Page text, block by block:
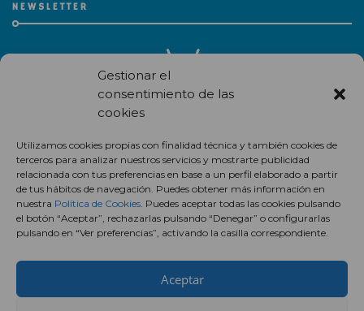
Gestionar el
consentimiento de las
cookies
Utilizamos cookies propias con finalidad técnica y también cookies de
terceros para analizar nuestros servicios y mostrarte publicidad
relacionada con tus preferencias en base a un perfil elaborado a partir
de tus hábitos de navegación. Puedes obtener más información en
nuestra Política de Cookies. Puedes aceptar todas las cookies pulsando
el botón “Aceptar”, rechazarlas pulsando “Denegar” o configurarlas
pulsando en “Ver preferencias”, activando la casilla correspondiente.
Aceptar
NEWSLETTER
centro comercial.
Suscríbete